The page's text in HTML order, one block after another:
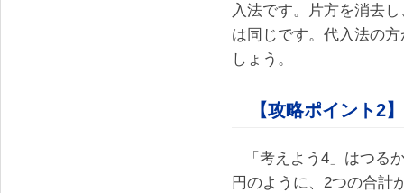
入法です。片方を消去
は同じです。代入法の
しょう。
【攻略ポイント2】
「考えよう4」はつる
円のように、2つの合計